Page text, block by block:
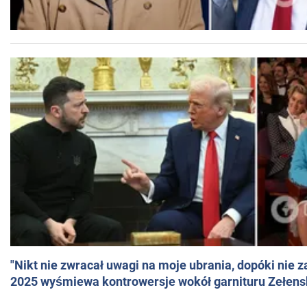
"Nikt nie zwracał uwagi na moje ubrania, dopóki nie
2025 wyśmiewa kontrowersje wokół garnituru